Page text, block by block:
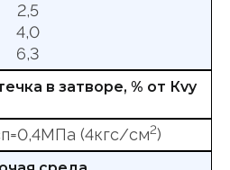
2,5
4,0
6,3
в затворе, % от Кvy
(4кгс/см2)